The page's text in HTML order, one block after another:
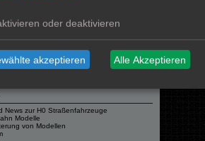
YouTube
Instagram
<- Instagram
<- YouTube
News zur H0 Straßenfahrzeuge
Modelle
von Modellen
oder deaktivieren
akzeptieren Alle Akzeptieren